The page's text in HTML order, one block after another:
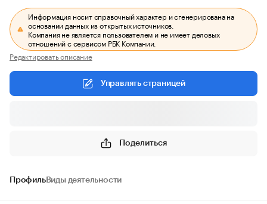
Информация носит справочный характер и сгенерирована на
основании данных из открытых источников.
Компания не является пользователем и не имеет деловых
отношений с сервисом РБК Компании.
Редактировать описание
Управлять страницей
Поделиться
ПрофильВиды деятельности